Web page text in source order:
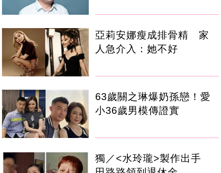
亞莉安娜瘦成排骨精 家
人急介入：她不好
63歲關之琳爆奶孫戀！愛
小36歲男模傳證實
獨／<水玲瓏>製作出手